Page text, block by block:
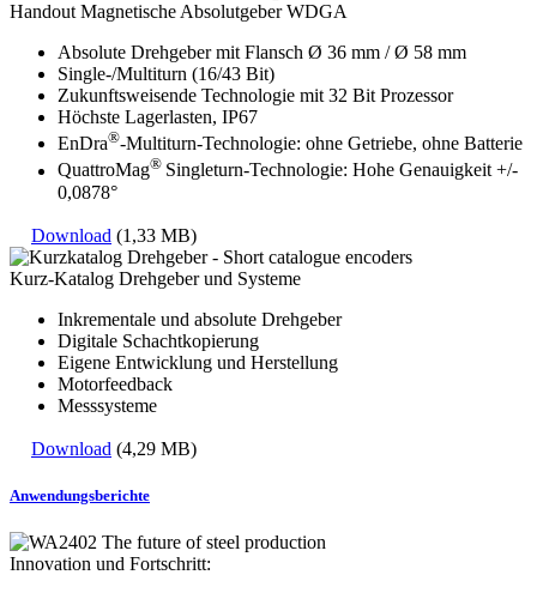
Handout Magnetische Absolutgeber WDGA
Absolute Drehgeber mit Flansch Ø 36 mm / Ø 58 mm
Single-/Multiturn (16/43 Bit)
Zukunftsweisende Technologie mit 32 Bit Prozessor
Höchste Lagerlasten, IP67
EnDra®-Multiturn-Technologie: ohne Getriebe, ohne Batterie
QuattroMag® Singleturn-Technologie: Hohe Genauigkeit +/-
0,0878°
Download (1,33 MB)
Kurz-Katalog Drehgeber und Systeme
Inkrementale und absolute Drehgeber
Digitale Schachtkopierung
Eigene Entwicklung und Herstellung
Motorfeedback
Messsysteme
Download (4,29 MB)
Anwendungsberichte
Innovation und Fortschritt: